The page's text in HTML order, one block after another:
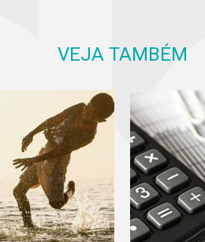
VEJA TAMBÉM